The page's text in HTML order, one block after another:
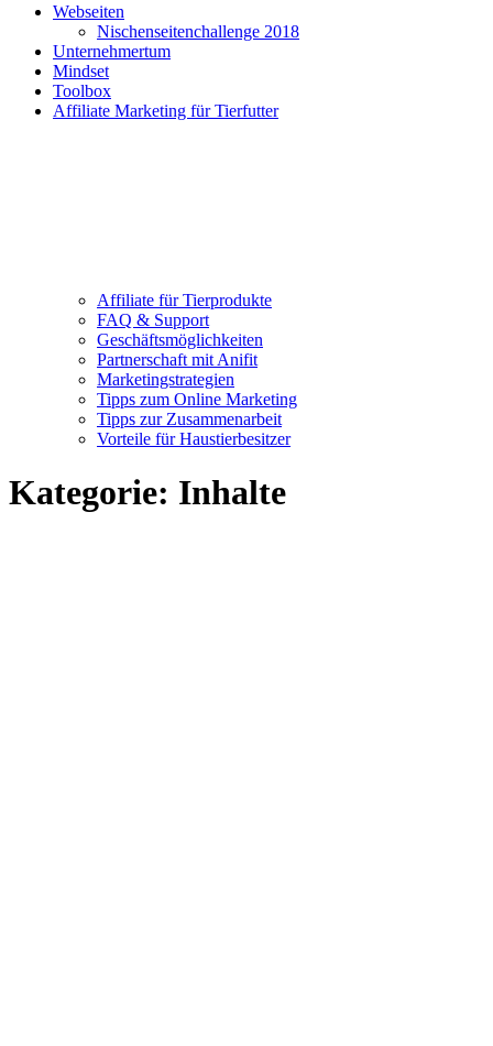
Webseiten
Nischenseitenchallenge 2018
Unternehmertum
Mindset
Toolbox
Affiliate Marketing für Tierfutter
Affiliate für Tierprodukte
FAQ & Support
Geschäftsmöglichkeiten
Partnerschaft mit Anifit
Marketingstrategien
Tipps zum Online Marketing
Tipps zur Zusammenarbeit
Vorteile für Haustierbesitzer
Kategorie: Inhalte